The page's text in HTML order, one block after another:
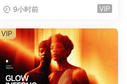
镀铬文字LOGO标题封面海报
e – 3D Style SVG Font（161
59）
9小时前 VIP
VIP